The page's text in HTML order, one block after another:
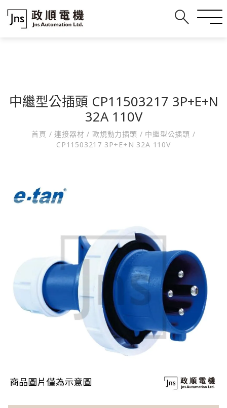
中繼型公插頭 CP11503217 3P+E+N
32A 110V
首頁 / 連接器材/ 歐規動力插頭 / 中繼型公插頭 /
CP11503217 3P+E+N 32A 110V